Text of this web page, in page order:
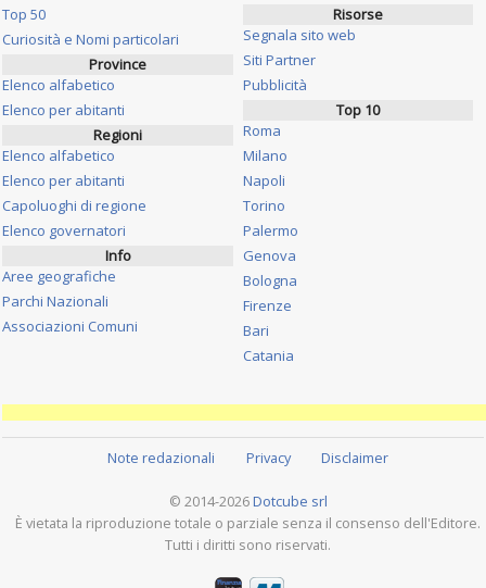
Top 50
Curiosità e Nomi particolari
Province
Elenco alfabetico
Elenco per abitanti
Regioni
Elenco alfabetico
Elenco per abitanti
Capoluoghi di regione
Elenco governatori
Info
Aree geografiche
Parchi Nazionali
Associazioni Comuni
Risorse
Segnala sito web
Siti Partner
Pubblicità
Top 10
Roma
Milano
Napoli
Torino
Palermo
Genova
Bologna
Firenze
Bari
Catania
Note redazionali Privacy Disclaimer
© 2014-2026 Dotcube srl
È vietata la riproduzione totale o parziale senza il consenso dell'Editore.
Tutti i diritti sono riservati.